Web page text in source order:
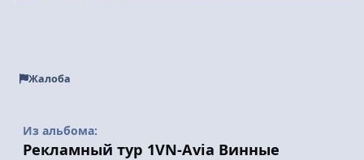
Жалоба
Из альбома:
Рекламный тур 1VN-Avia Винные